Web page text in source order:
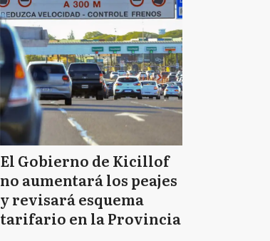
El Gobierno de Kicillof
no aumentará los peajes
y revisará esquema
tarifario en la Provincia